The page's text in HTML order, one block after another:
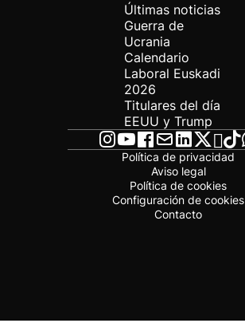
Últimas noticias
Guerra de
Ucrania
Calendario
Laboral Euskadi
2026
Titulares del día
EEUU y Trump
Política de privacidad
Aviso legal
Política de cookies
Configuración de cookies
Contacto